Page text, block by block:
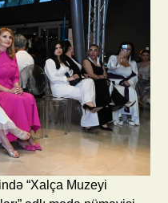
“Xalça Muzeyi